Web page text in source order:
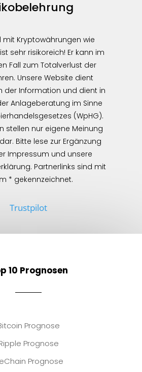
mit Kryptowährungen wie
sehr risikoreich! Er kann im
Fall zum Totalverlust der
Unsere Website dient
der Information und dient in
Anlageberatung im Sinne
(WpHG).
stellen nur eigene Meinung
Bitte lese zur Ergänzung
Impressum und unsere
Partnerlinks sind mit
* gekennzeichnet.
Trustpilot
10 Prognosen
Prognose
Prognose
Prognose